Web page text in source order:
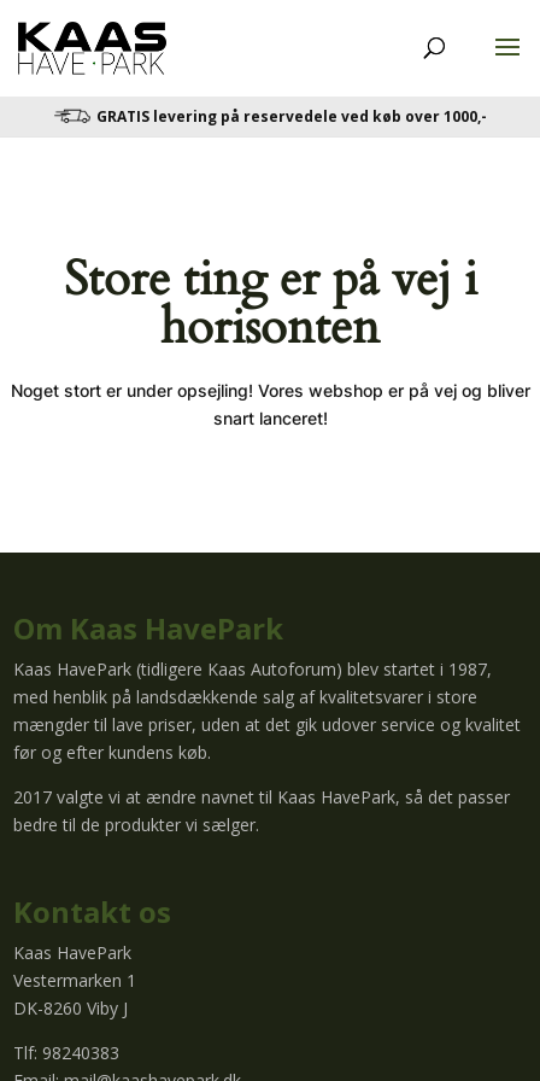
GRATIS levering på reservedele ved køb over 1000,-
Store ting er på vej i
horisonten
Noget stort er under opsejling! Vores webshop er på vej og bliver
snart lanceret!
Om Kaas HavePark
Kaas HavePark (tidligere Kaas Autoforum) blev startet i 1987,
med henblik på landsdækkende salg af kvalitetsvarer i store
mængder til lave priser, uden at det gik udover service og kvalitet
før og efter kundens køb.
2017 valgte vi at ændre navnet til Kaas HavePark, så det passer
bedre til de produkter vi sælger.
Kontakt os
Kaas HavePark
Vestermarken 1
DK-8260 Viby J
Tlf: 98240383